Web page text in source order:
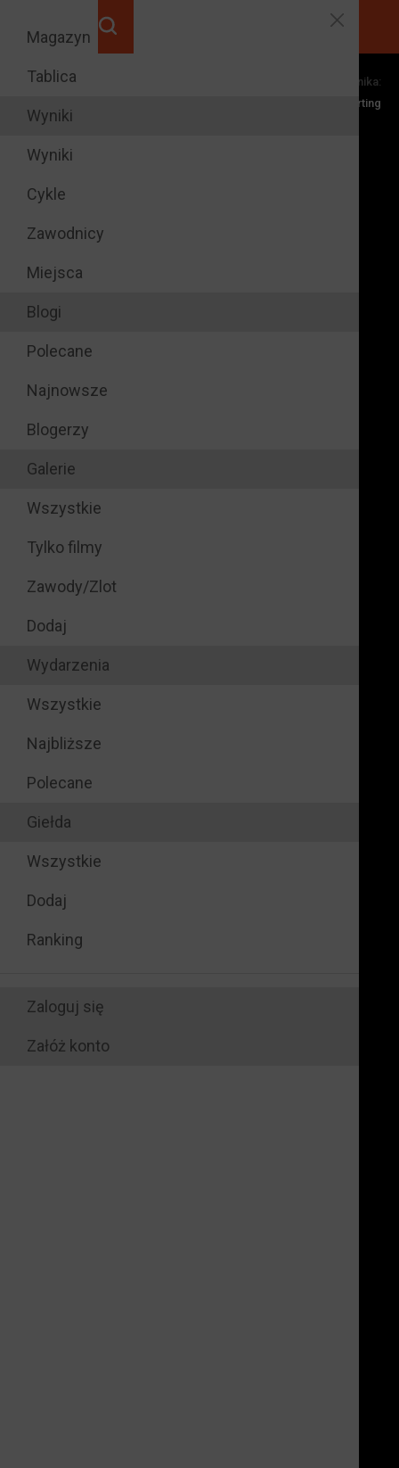
Magazyn
Tablica
Wyniki
Wyniki
Cykle
Zawodnicy
Miejsca
Blogi
Polecane
Najnowsze
Blogerzy
Galerie
Wszystkie
Tylko filmy
Zawody/Zlot
Dodaj
Wydarzenia
Wszystkie
Najbliższe
Polecane
Giełda
Wszystkie
Dodaj
Ranking
Zaloguj się
Załóż konto
Dyscypliny zawodnika:
Karting
podium rundy